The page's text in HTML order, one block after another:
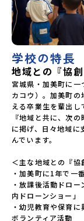
学校の特長
地域との『協
宮城県・加美町に
カコウ）。加美町
える卒業生を輩出
『地域と共に、次
に掲げ、日々地域
んでいます。
＜主な地域との『
・加美町に1年で一
・放課後活動ドロ
内ドローンショー」
・幼児教育や保育
ボランティア活動